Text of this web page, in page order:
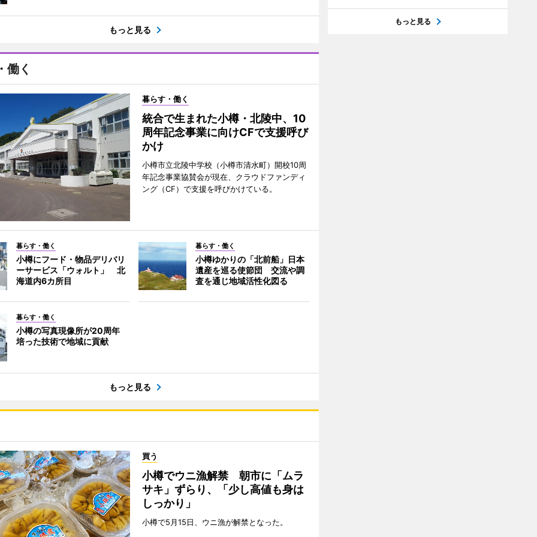
もっと見る
働く
暮らす・働く
統合で生まれた小樽・北陵中、10
周年記念事業に向けCFで支援呼び
かけ
小樽市立北陵中学校（小樽市清水町）開校10周
年記念事業協賛会が現在、クラウドファンディ
ング（CF）で支援を呼びかけている。
暮らす・働く
小樽にフード・物品デリバリ
ーサービス「ウォルト」 北
海道内6カ所目
暮らす・働く
小樽ゆかりの「北前船」日本
遺産を巡る使節団 交流や調
査を通じ地域活性化図る
暮らす・働く
小樽の写真現像所が20周年
培った技術で地域に貢献
もっと見る
買う
小樽でウニ漁解禁 朝市に「ムラ
サキ」ずらり、「少し高値も身は
しっかり」
小樽で5月15日、ウニ漁が解禁となった。
もっと見る